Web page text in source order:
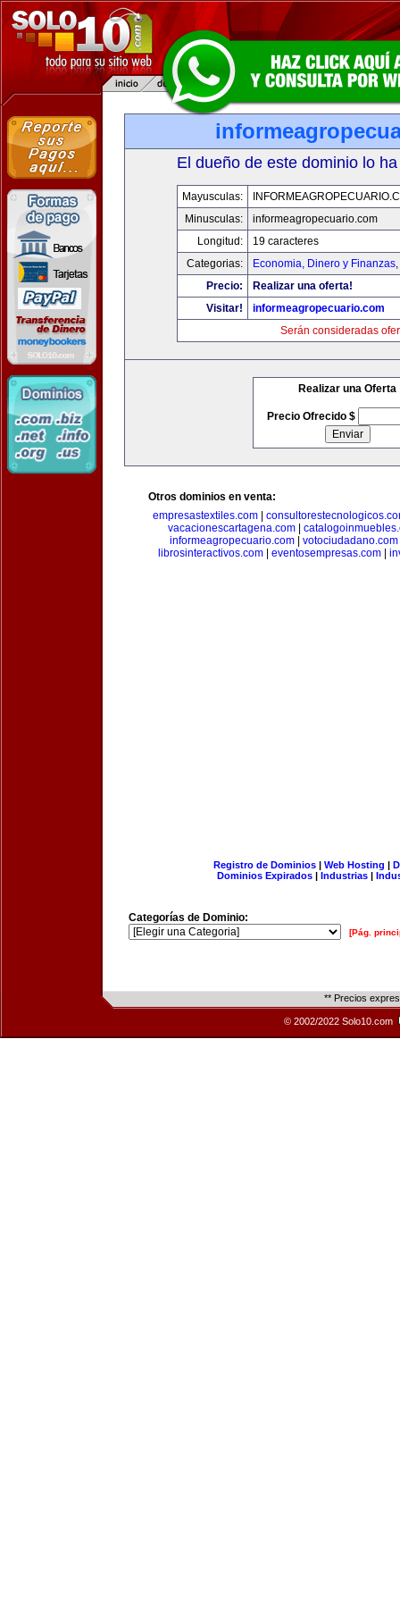
El dueño de este dominio lo
Mayusculas:
Minusculas:
informeagropecuario.com
Longitud:
19 caracteres
Categorias:
Economia, Dinero y Finanzas,
Precio:
Realizar una oferta!
Visitar!
informeagropecuario.com
Serán consideradas
Realizar una Oferta
Precio Ofrecido $
Otros dominios en venta:
empresastextiles.com|
vacacionescartagena.com
informeagropecuario.com| votociudadano.com
librosinteractivos.com| eventosempresas.com|
Registro de Dominios| Web Hosting |
Dominios Expirados | Industrias |
Categorías de Dominio:
[Pág.
** Precios
© 2002/2022 Solo10.com